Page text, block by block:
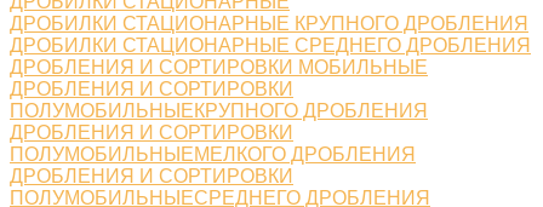
ДРОБИЛКИ СТАЦИОНАРНЫЕ КРУПНОГО ДРОБЛЕНИЯ
ДРОБИЛКИ СТАЦИОНАРНЫЕ СРЕДНЕГО ДРОБЛЕНИЯ
ДРОБЛЕНИЯ И СОРТИРОВКИ МОБИЛЬНЫЕ
ДРОБЛЕНИЯ И СОРТИРОВКИ
ПОЛУМОБИЛЬНЫЕКРУПНОГО ДРОБЛЕНИЯ
ДРОБЛЕНИЯ И СОРТИРОВКИ
ПОЛУМОБИЛЬНЫЕМЕЛКОГО ДРОБЛЕНИЯ
ДРОБЛЕНИЯ И СОРТИРОВКИ
ПОЛУМОБИЛЬНЫЕСРЕДНЕГО ДРОБЛЕНИЯ